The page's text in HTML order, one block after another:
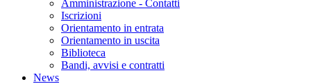
Amministrazione - Contatti
Iscrizioni
Orientamento in entrata
Orientamento in uscita
Biblioteca
Bandi, avvisi e contratti
News